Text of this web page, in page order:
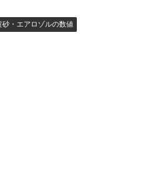
・エアロゾルの数値